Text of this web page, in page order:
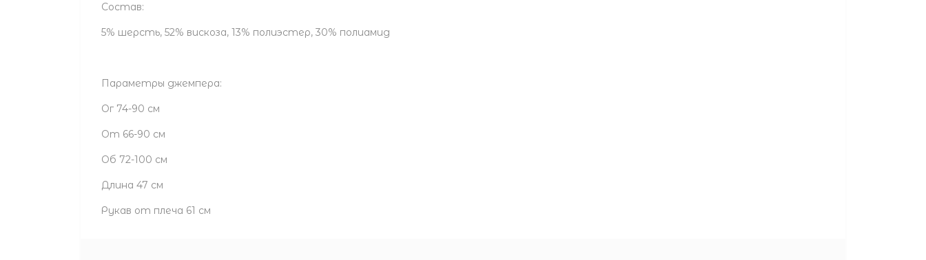
Состав:
5% шерсть, 52% вискоза, 13% полиэстер, 30% полиамид
Параметры джемпера:
Ог 74-90 см
От 66-90 см
Об 72-100 см
Длина 47 см
Рукав от плеча 61 см